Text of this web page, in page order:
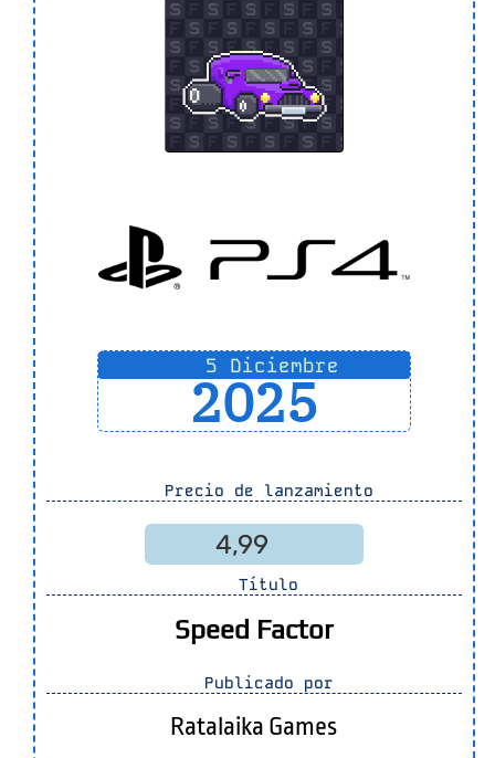
5 Diciembre
2025
Precio de lanzamiento
4,99
Título
Speed Factor
Publicado por
Ratalaika Games